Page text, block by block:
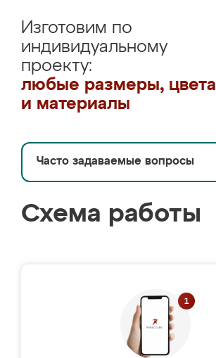
Изготовим по
индивидуальному
проекту:
любые размеры, цвета
и материалы
Часто задаваемые вопросы
Схема работы